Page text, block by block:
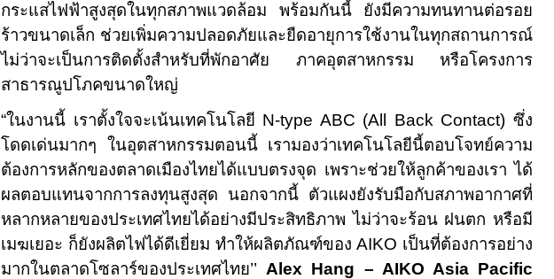
กระแสไฟฟ้าสูงสุดในทุกสภาพแวดล้อม พร้อมกันนี้ ยังมีความทนทานต่อรอย
ร้าวขนาดเล็ก ช่วยเพิ่มความปลอดภัยและยืดอายุการใช้งานในทุกสถานการณ์
ไม่ว่าจะเป็นการติดตั้งสำหรับที่พักอาศัย ภาคอุตสาหกรรม หรือโครงการ
สาธารณูปโภคขนาดใหญ่
“ในงานนี้ เราตั้งใจจะเน้นเทคโนโลยี N-type ABC (All Back Contact)ซึ่ง
โดดเด่นมากๆ ในอุตสาหกรรมตอนนี้ เรามองว่าเทคโนโลยีนี้ตอบโจทย์ความ
ต้องการหลักของตลาดเมืองไทยได้แบบตรงจุด เพราะช่วยให้ลูกค้าของเรา ได้
ผลตอบแทนจากการลงทุนสูงสุด นอกจากนี้ ตัวแผงยังรับมือกับสภาพอากาศที่
หลากหลายของประเทศไทยได้อย่างมีประสิทธิภาพ ไม่ว่าจะร้อน ฝนตก หรือมี
เมฆเยอะ ก็ยังผลิตไฟได้ดีเยี่ยม ทำให้ผลิตภัณฑ์ของAIKO เป็นที่ต้องการอย่าง
มากในตลาดโซลาร์ของประเทศไทย’’ Alex Hang – AIKO Asia Pacific